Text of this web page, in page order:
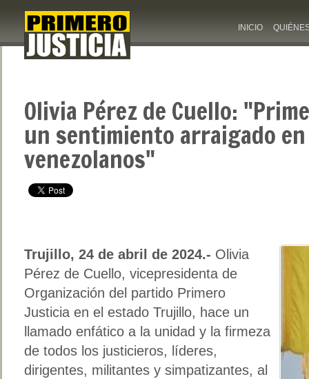
INICIO
Olivia Pérez de Cuello:
un sentimiento arraigado
venezolanos"
Trujillo, 24 de abril de 2024.- Olivia
Pérez de Cuello, vicepresidenta de
Organización del partido Primero
Justicia en el estado Trujillo, hace un
llamado enfático a la unidad y la firmeza
de todos los justicieros, líderes,
dirigentes, militantes y simpatizantes, al